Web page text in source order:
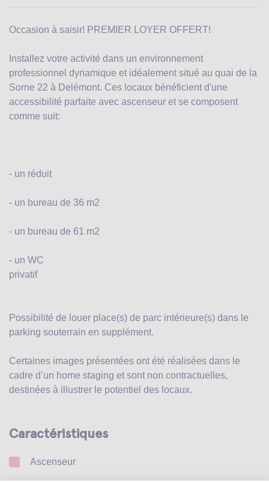
Occasion à saisir! PREMIER LOYER OFFERT!
Installez votre activité dans un environnement
professionnel dynamique et idéalement situé au quai de la
Sorne 22 à Delémont. Ces locaux bénéficient d'une
accessibilité parfaite avec ascenseur et se composent
comme suit:
- un réduit
- un bureau de 36 m2
- un bureau de 61 m2
- un WC
privatif
Possibilité de louer place(s) de parc intérieure(s) dans le
parking souterrain en supplément.
Certaines images présentées ont été réalisées dans le
cadre d’un home staging et sont non contractuelles,
destinées à illustrer le potentiel des locaux.
Caractéristiques
Ascenseur